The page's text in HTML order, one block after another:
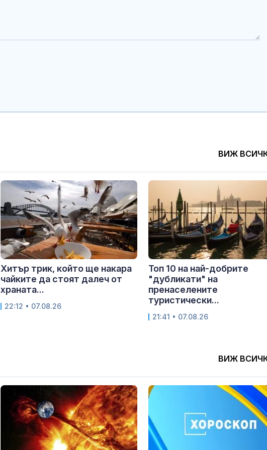
ВИЖ
Хитър трик, който ще накара
чайките да стоят далеч от
храната...
22:12 • 07.08.26
Топ 10 на най-добрите
"дубликати" на
пренаселените
туристически...
21:41 • 07.08.26
ВИЖ